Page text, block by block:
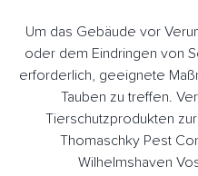
Um das Gebäude vor
oder dem Eindringen von
erforderlich, geeignete
Tauben zu treffen.
Tierschutzprodukten
Thomaschky Pest
Wilhelmshaven